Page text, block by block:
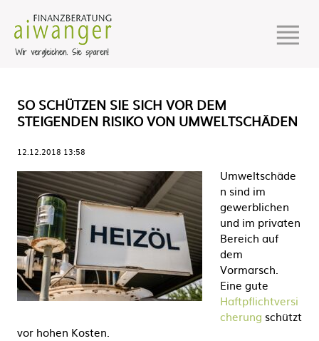
SO SCHÜTZEN SIE SICH VOR DEM
STEIGENDEN RISIKO VON UMWELTSCHÄDEN
12.12.2018 13:58
Umweltschäde
n sind im
gewerblichen
und im privaten
Bereich auf
dem
Vormarsch.
Eine gute
Haftpflichtversi
cherung schützt
vor hohen Kosten.